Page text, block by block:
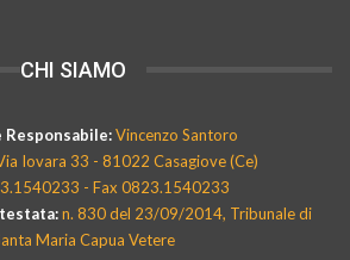
CHI SIAMO
Vincenzo Santoro
Iovara 33 - 81022 Casagiove (Ce)
- Fax 0823.1540233
n. 830 del 23/09/2014, Tribunale di
Maria Capua Vetere